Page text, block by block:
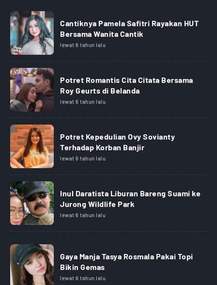
Cantiknya Pamela Safitri Rayakan HUT
Bersama Wanita Cantik
lewat 6 tahun lalu
Potret Romantis Cita Citata Bersama
Roy Geurts di Belanda
lewat 6 tahun lalu
Potret Kepedulian Ovy Sovianty
Terhadap Korban Banjir
lewat 6 tahun lalu
Inul Daratista Liburan Bareng Suami ke
Jurong Wildlife Park
lewat 6 tahun lalu
Gaya Manja Tasya Rosmala Pakai Topi
Bikin Gemas
lewat 6 tahun lalu